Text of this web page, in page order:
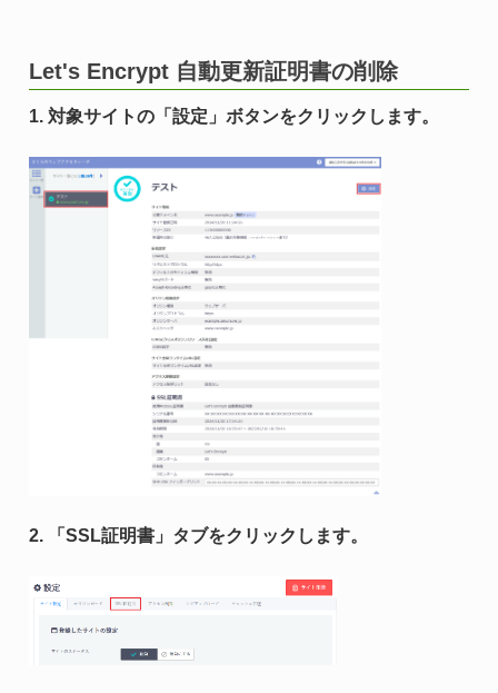
Let's Encrypt 自動更新証明書の削除
1. 対象サイトの「設定」ボタンをクリックします。
2. 「SSL証明書」タブをクリックします。